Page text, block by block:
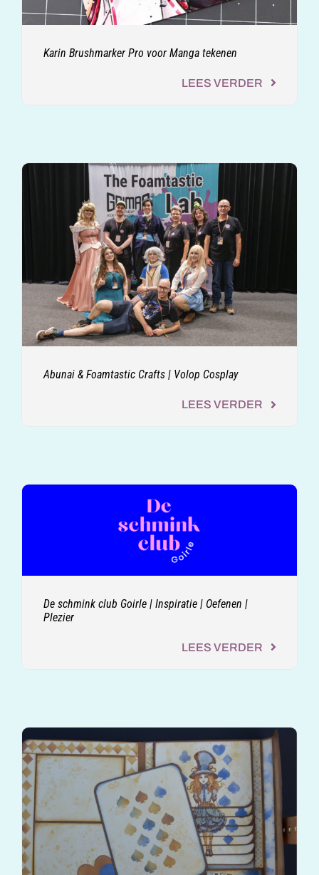
Karin Brushmarker Pro voor Manga tekenen
LEES VERDER
Abunai & Foamtastic Crafts | Volop Cosplay
LEES VERDER
De schmink club Goirle | Inspiratie | Oefenen |
Plezier
LEES VERDER